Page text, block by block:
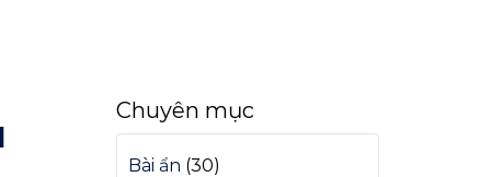
Chuyên mục
Bài ẩn (30)